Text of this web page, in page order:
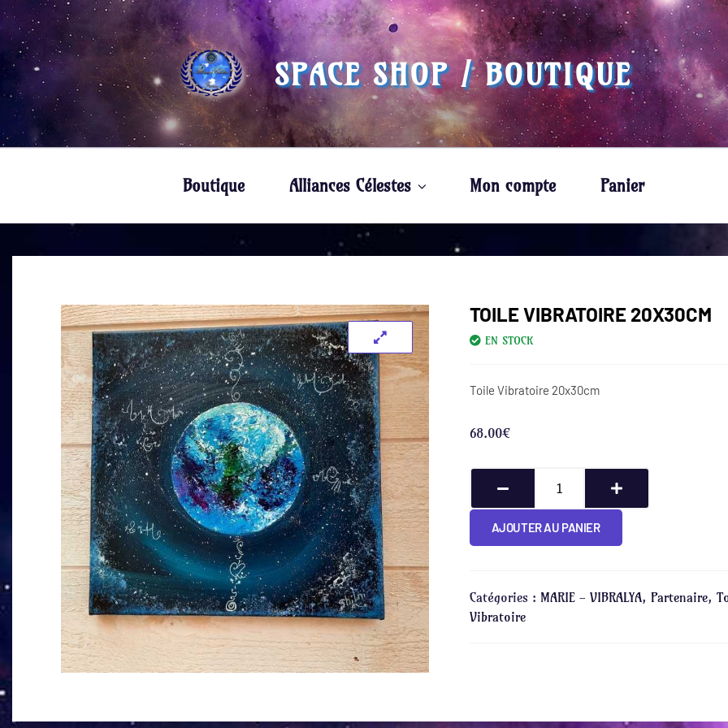
SPACE SHOP / BOUTIQUE
Boutique Alliances Célestes Mon compte Panier
TOILE VIBRATOIRE 20X30CM
EN STOCK
Toile Vibratoire 20x30cm
68.00€
AJOUTER AU PANIER
Catégories : MARIE - VIBRALYA, Partenaire,
Vibratoire